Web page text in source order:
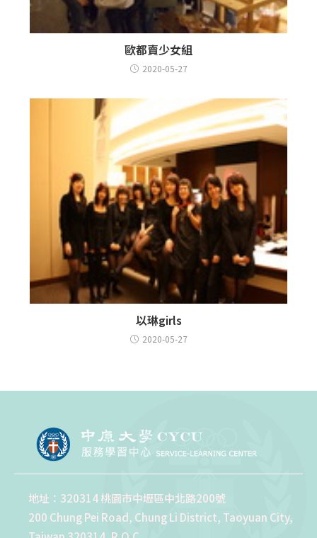
歐都賣少女組
2020-05-27
以琳girls
2020-05-27
地址：320314 桃園市中壢區中北路200號
200 Chung Pei Road, Chung Li District, Taoyuan City,